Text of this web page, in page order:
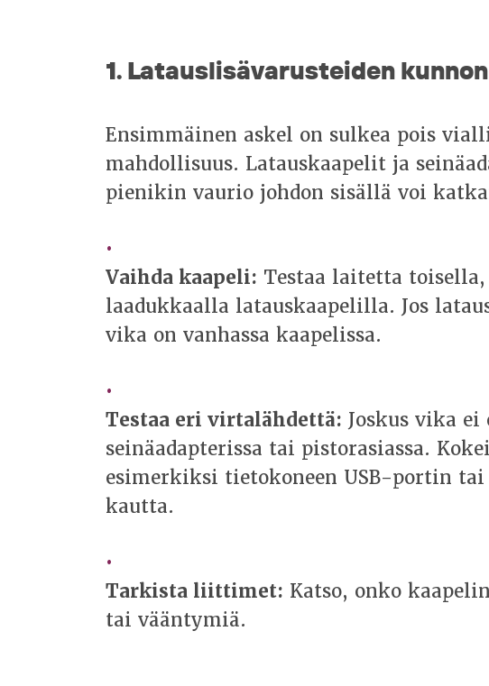
1. Latauslisävarusteiden
Ensimmäinen askel on sulkea pois
mahdollisuus. Latauskaapelit ja
pienikin vaurio johdon sisällä voi
Vaihda kaapeli: Testaa laitetta
laadukkaalla latauskaapelilla. Jos
vika on vanhassa kaapelissa.
Testaa eri virtalähdettä: Joskus vika ei
seinäadapterissa tai pistorasiassa.
esimerkiksi tietokoneen USB-portin tai
kautta.
Tarkista liittimet: Katso, onko
tai vääntymiä.